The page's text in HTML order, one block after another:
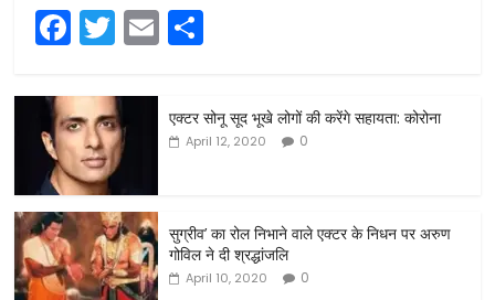
F
a
c
e
b
o
o
k
T
w
itt
er
E
m
ar
e
एक्टर सोनू सूद भूखे लोगों की करेंगे सहायता: कोरोना
April 12, 2020 0
सुग्रीव’ का रोल निभाने वाले एक्टर के निधन पर अरुण
गोविल ने दी श्रद्धांजलि
April 10, 2020 0